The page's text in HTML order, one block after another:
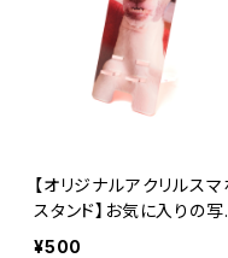
【オリジナルアクリルスマ
スタンド】お気に入りの写
をそのままスマホスタンド
¥500